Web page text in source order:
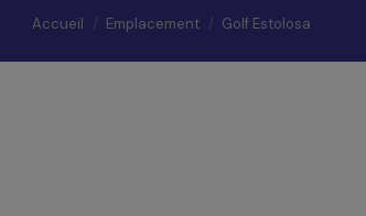
Vous êtes ici :
Accueil Emplacement Golf Estolosa